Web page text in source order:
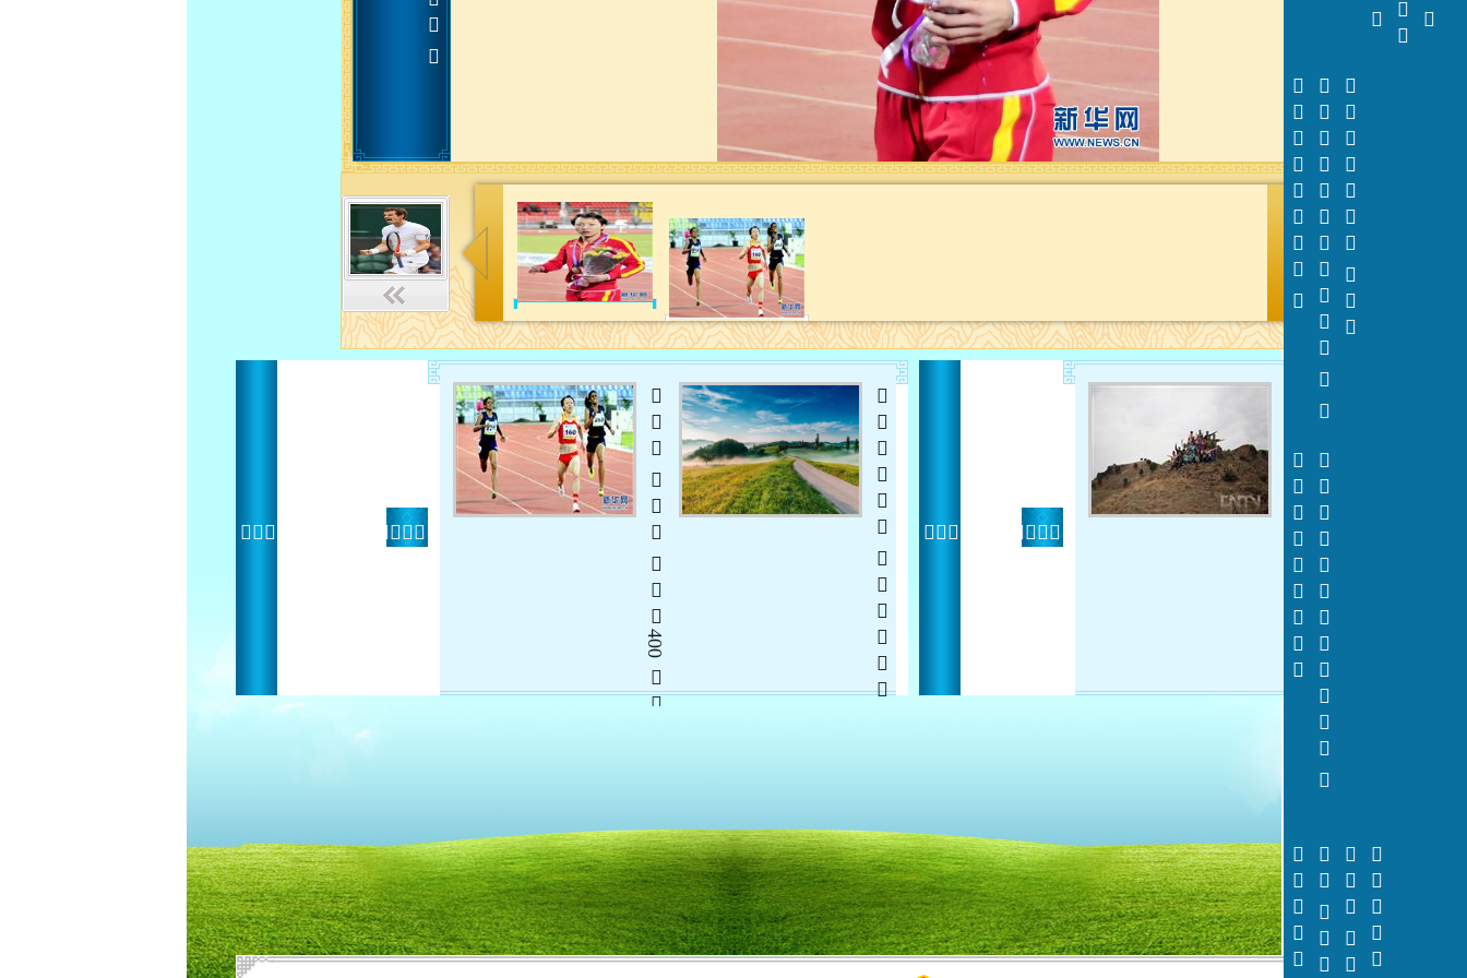





















































































    400           